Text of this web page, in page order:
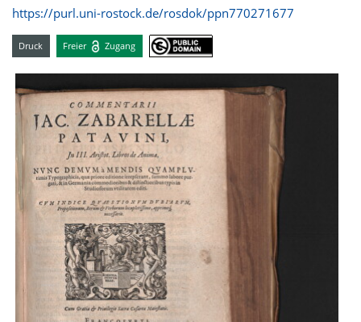
https://purl.uni-rostock.de/rosdok/ppn770271677
Druck Freier Zugang